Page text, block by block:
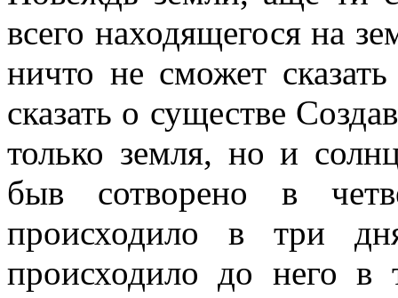
всего находящегося на
ничто не сможет
сказать о существе
только земля, но и
быв сотворено в
происходило в три
происходило до него в